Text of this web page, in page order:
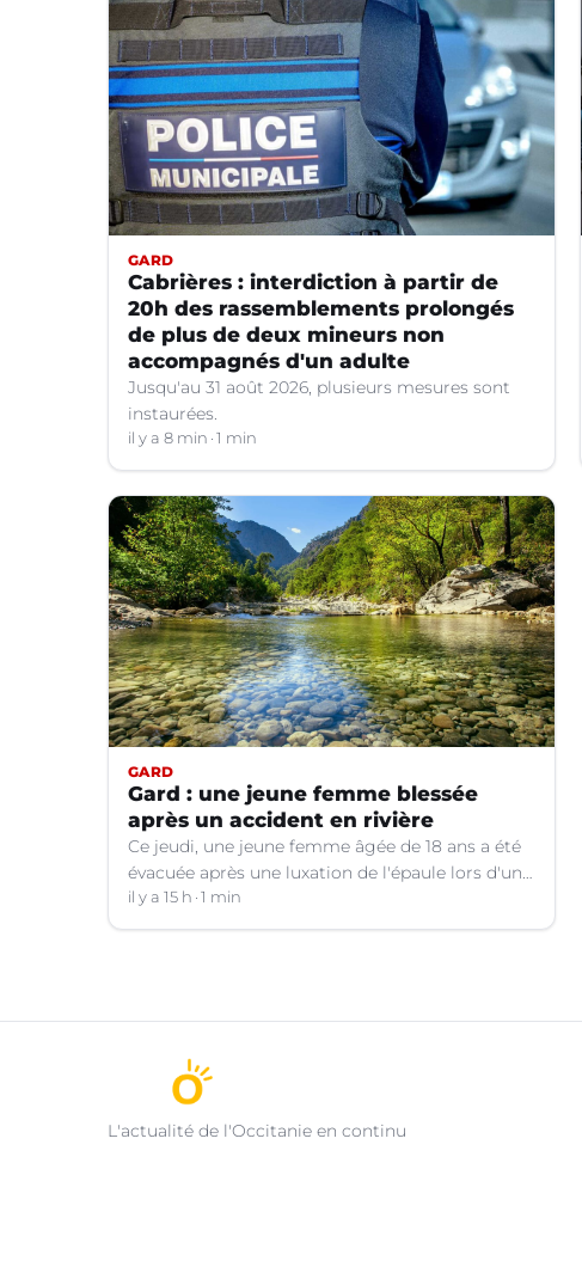
GARD
Cabrières : interdiction à partir de
20h des rassemblements prolongés
de plus de deux mineurs non
accompagnés d'un adulte
Jusqu'au 31 août 2026, plusieurs mesures sont
instaurées.
il y a 8 min 1 min
GARD
Gard : une jeune femme blessée
après un accident en rivière
Ce jeudi, une jeune femme âgée de 18 ans a été
évacuée après une luxation de l'épaule lors d'un
plongeon dans une rivière à Saint-André-de-
Valborgne (Gard).
il y a 15 h 1 min
L'actualité de l'Occitanie en continu